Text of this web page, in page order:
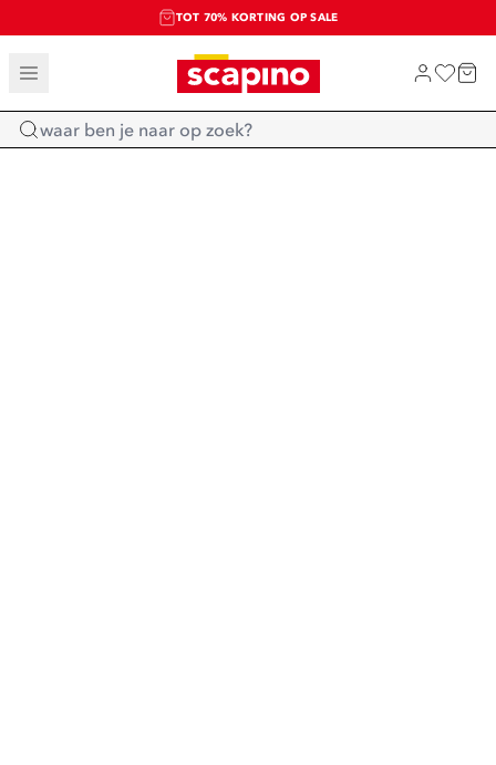
TOT 70% KORTING OP SALE
SALE: LAATSTE KANS!
SHOP NIEUW
Home